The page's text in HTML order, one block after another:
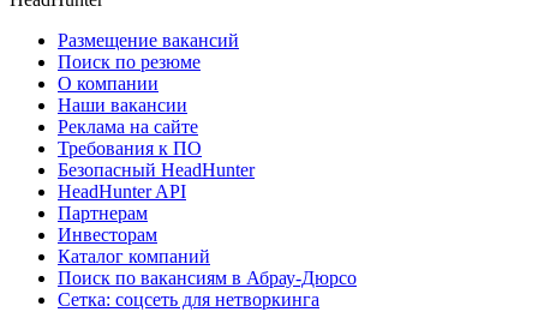
Размещение вакансий
Поиск по резюме
О компании
Наши вакансии
Реклама на сайте
Требования к ПО
Безопасный HeadHunter
HeadHunter API
Партнерам
Инвесторам
Каталог компаний
Поиск по вакансиям в Абрау-Дюрсо
Сетка: соцсеть для нетворкинга